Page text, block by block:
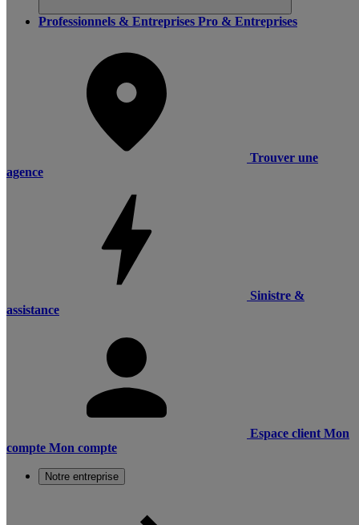
Professionnels & Entreprises Pro & Entreprises
Trouver une
agence
Sinistre &
assistance
Espace client Mon
compte Mon compte
Notre entreprise